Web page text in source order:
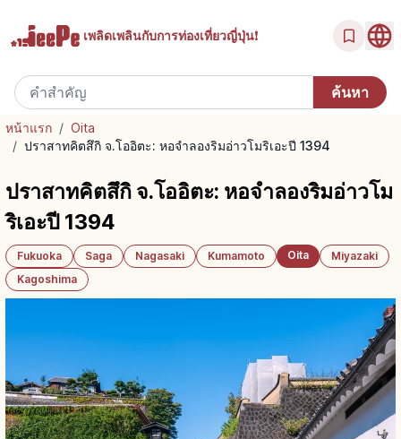
เพลิดเพลินกับการท่องเที่ยวญี่ปุ่น!
หน้าแรก / Oita
/ ปราสาทคิตสึกิ จ.โออิตะ: หอจำลองริมอ่าวโมริเอะปี 1394
ปราสาทคิตสึกิ จ.โออิตะ: หอจำลองริมอ่าวโม
ริเอะปี 1394
Fukuoka Saga Nagasaki Kumamoto Oita
Miyazaki
Kagoshima